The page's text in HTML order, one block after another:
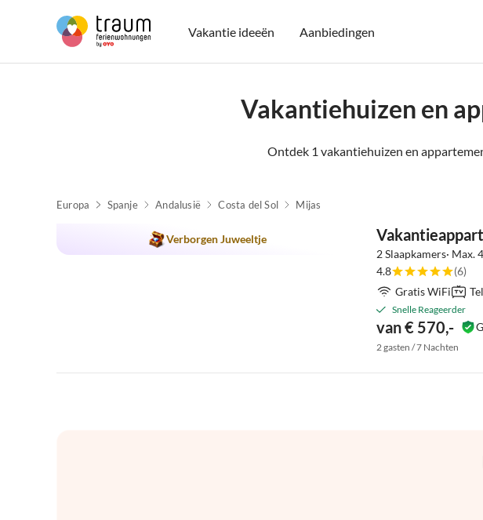
Vakantie ideeën Aanbiedingen
Vakantiehuizen en
Ontdek 1 vakantiehuizen en
Europa Spanje Andalusië Costa del Sol Mijas
Verborgen Juweeltje
2 Slaapkamers· Max.
4.8
(6)
Gratis WiFi
Snelle Reageerder
van € 570,-
2 gasten / 7 Nachten